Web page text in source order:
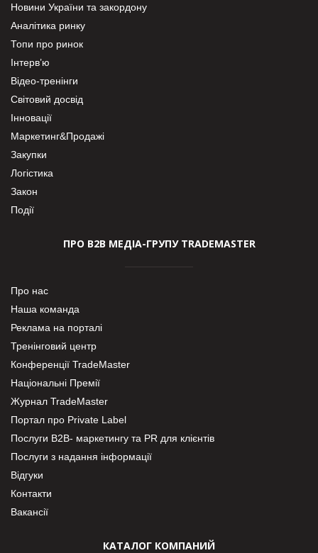
Новини України та закордону
Аналітика ринку
Топи про ринок
Інтерв’ю
Відео-тренінги
Світовий досвід
Інновації
Маркетинг&Продажі
Закупки
Логістика
Закон
Події
ПРО В2В МЕДІА-ГРУПУ TRADEMASTER
Про нас
Наша команда
Реклама на порталі
Тренінговий центр
Конференції TradeMaster
Національні Премії
Журнал TradeMaster
Портал про Private Label
Послуги В2В- маркетингу та PR для клієнтів
Послуги з надання інформації
Відгуки
Контакти
Вакансії
КАТАЛОГ КОМПАНИЙ